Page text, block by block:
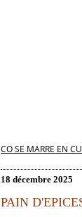
CO SE MARRE EN
18 décembre 2025
PAIN